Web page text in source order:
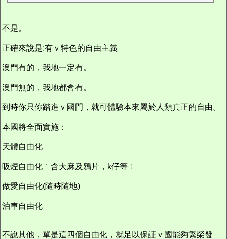
不是。
正確來說是:有ｖ特色的自由主義
澳門有的，我地一定有。
澳門無的，我地都會有。
到時你只你踏進ｖ國門，就可體驗本來屬於人類真正的自由。
本國將全面實施：
天體自由化
吸煙自由化﹝含大麻及鴉片，k仔等﹞
做愛自由化(隨時隨地)
泊車自由化
不說其他，單是這四個自由化，就足以保証ｖ國能夠繁榮發